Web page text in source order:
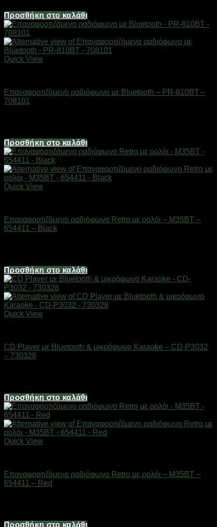
Προσθήκη στο καλάθι
Quick View
Επαναφορτιζόμενο ραδιόφωνο με Bluetooth – PR-810BT –
708101
Προσθήκη στο καλάθι
Quick View
Επαναφορτιζόμενο ραδιόφωνο Retro με ρολόι – M35BT –
654411 – Black
Προσθήκη στο καλάθι
Quick View
CD Player με Bluetooth & μικρόφωνο Karaoke – CD-P3032
– 730328
Προσθήκη στο καλάθι
Quick View
Επαναφορτιζόμενο ραδιόφωνο Retro με ρολόι – M35BT –
654411 – Red
Προσθήκη στο καλάθι